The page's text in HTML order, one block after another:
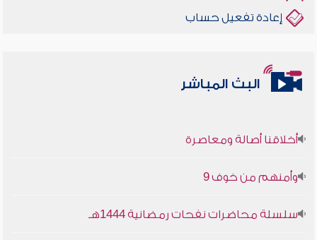
إعادة تفعيل حساب
البث المباشر
أخلاقنا أصالة ومعاصرة
وأمنهم من خوف 9
سلسلة محاضرات نفحات رمضانية 1444هـ